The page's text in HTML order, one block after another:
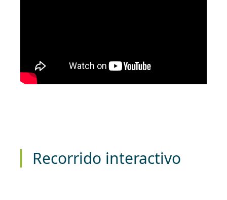
Recorrido interactivo